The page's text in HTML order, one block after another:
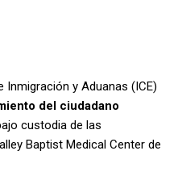
Inmigración y Aduanas (ICE)
del ciudadano
custodia de las
Baptist Medical Center de